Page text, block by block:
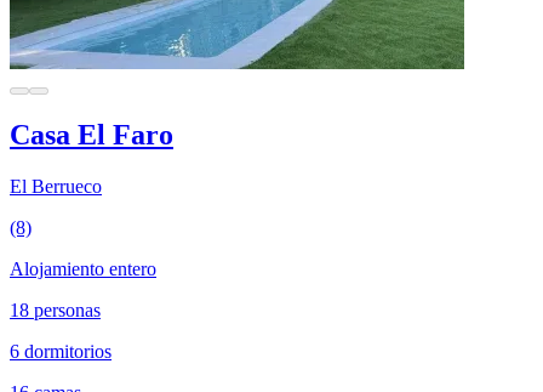
Casa El Faro
El Berrueco
(8)
Alojamiento entero
18 personas
6 dormitorios